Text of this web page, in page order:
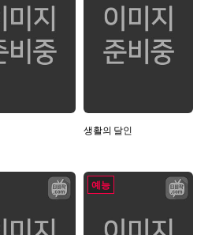
생활의 달인
예능